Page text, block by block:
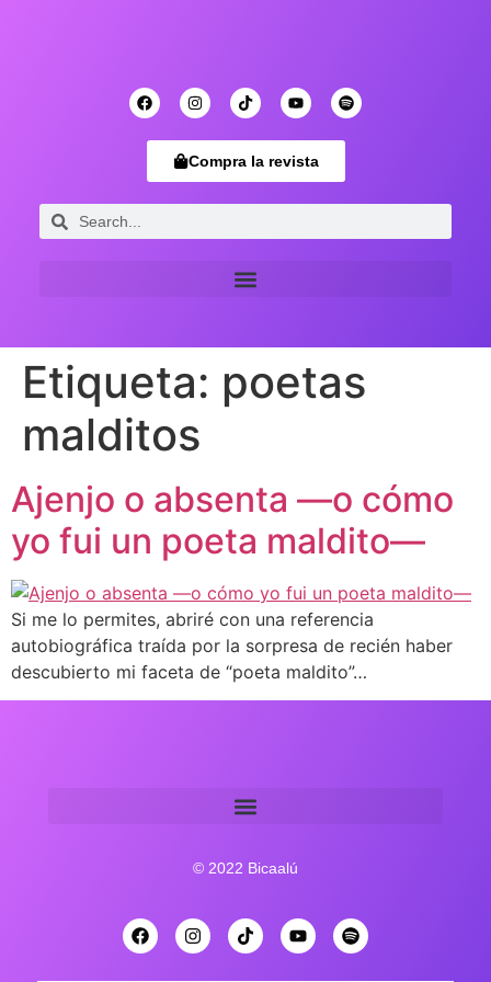
Compra la revista
Etiqueta: poetas
malditos
Ajenjo o absenta —o cómo
yo fui un poeta maldito—
Si me lo permites, abriré con una referencia
autobiográfica traída por la sorpresa de recién haber
descubierto mi faceta de “poeta maldito”…
© 2022 Bicaalú